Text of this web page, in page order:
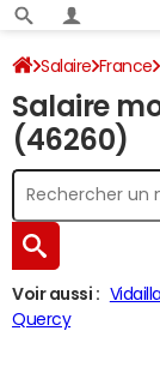
Salaire France
Salaire
(46260)
Voir aussi :
Quercy